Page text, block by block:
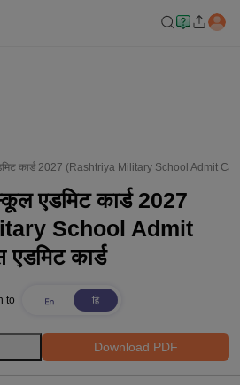
कार्ड 2027 (Rashtriya Military School Admit
एडमिट कार्ड 2027
School Admit
कार्ड
to
Download PDF